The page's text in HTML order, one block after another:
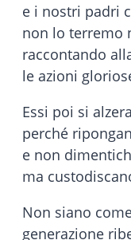
e i nostri padri
non lo terremo
raccontando
le azioni
Essi poi si
perché
e non
ma
Non siano
generazione